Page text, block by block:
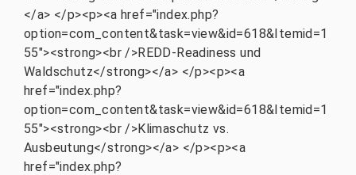
</a> </p><p><a href="index.php?
option=com_content&task=view&id=618&Itemid=1
55"><strong><br />REDD-Readiness und
Waldschutz</strong></a> </p><p><a
href="index.php?
option=com_content&task=view&id=618&Itemid=1
55"><strong><br />Klimaschutz vs.
Ausbeutung</strong></a> </p><p><a
href="index.php?